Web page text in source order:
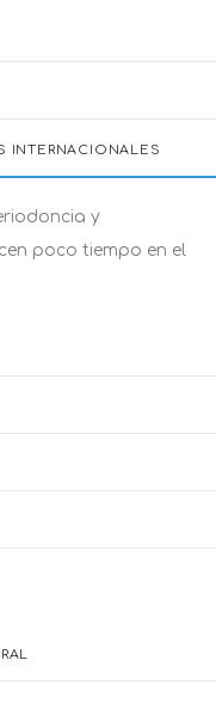
INTERNACIONALES
de autoligado, de